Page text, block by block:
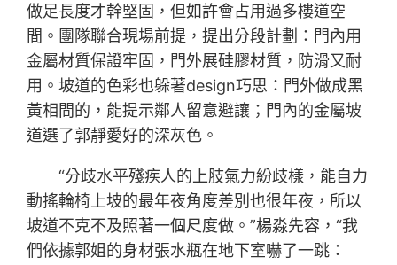
做足長度才幹堅固，但如許會占用過多樓道空
間。團隊聯合現場前提，提出分段計劃：門內用
金屬材質保證牢固，門外展硅膠材質，防滑又耐
用。坡道的色彩也躲著design巧思：門外做成黑
黃相間的，能提示鄰人留意避讓；門內的金屬坡
道選了郭靜愛好的深灰色。
“分歧水平殘疾人的上肢氣力紛歧樣，能自力
動搖輪椅上坡的最年夜角度差別也很年夜，所以
坡道不克不及照著一個尺度做。”楊淼先容，“我
們依據郭姐的身材張水瓶在地下室嚇了一跳：